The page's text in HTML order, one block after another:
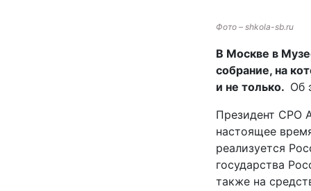
Фото – shkola-sb.ru
В Москве в
собрание, на
и не только. Об
Президент СРО
настоящее
реализуется
государства
также на